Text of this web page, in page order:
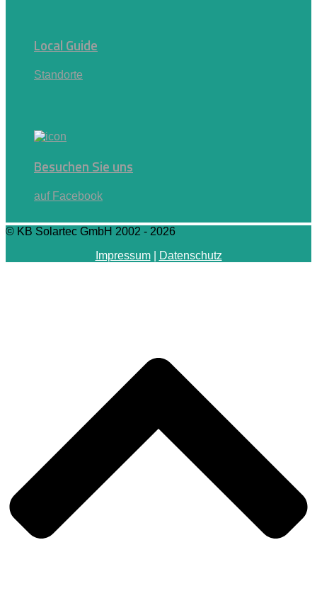
Local Guide
Standorte
Besuchen Sie uns
auf Facebook
© KB Solartec GmbH 2002 - 2026
Impressum| Datenschutz